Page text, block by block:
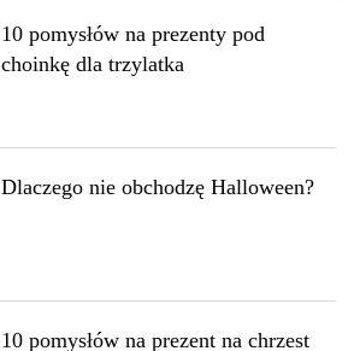
10 pomysłów na prezenty pod
choinkę dla trzylatka
Dlaczego nie obchodzę Halloween?
10 pomysłów na prezent na chrzest